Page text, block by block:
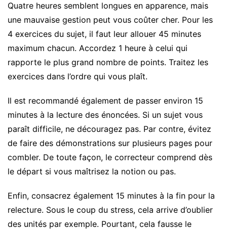
Quatre heures semblent longues en apparence, mais
une mauvaise gestion peut vous coûter cher. Pour les
4 exercices du sujet, il faut leur allouer 45 minutes
maximum chacun. Accordez 1 heure à celui qui
rapporte le plus grand nombre de points. Traitez les
exercices dans l’ordre qui vous plaît.
Il est recommandé également de passer environ 15
minutes à la lecture des énoncées. Si un sujet vous
paraît difficile, ne découragez pas. Par contre, évitez
de faire des démonstrations sur plusieurs pages pour
combler. De toute façon, le correcteur comprend dès
le départ si vous maîtrisez la notion ou pas.
Enfin, consacrez également 15 minutes à la fin pour la
relecture. Sous le coup du stress, cela arrive d’oublier
des unités par exemple. Pourtant, cela fausse le